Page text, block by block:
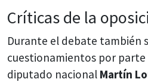
Críticas de la
Durante el debate también
cuestionamientos por parte
diputado nacional Martín